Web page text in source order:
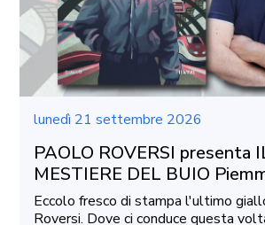
lunedì 21 settembre 2026
PAOLO ROVERSI presenta
MESTIERE DEL BUIO
Eccolo fresco di stampa l'ultimo
Roversi. Dove ci conduce questa